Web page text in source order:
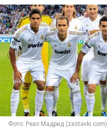
Фото: Реал Мадрид (zastavki.com)